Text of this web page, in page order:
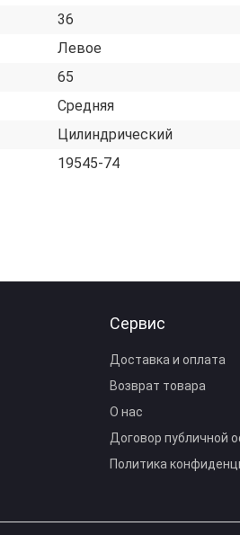
36
Левое
65
Средняя
Цилиндрический
19545-74
Сервис
Доставка и оплата
Возврат товара
О нас
Договор публичной
Политика